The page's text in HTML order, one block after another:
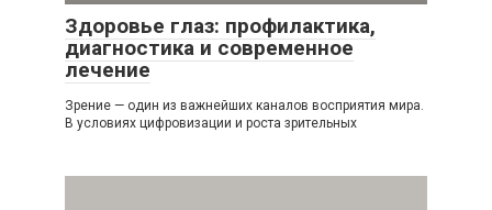
Здоровье глаз: профилактика,
диагностика и современное
лечение
Зрение — один из важнейших каналов восприятия мира.
В условиях цифровизации и роста зрительных